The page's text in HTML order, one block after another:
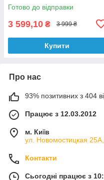
Готово до відправки
3 599,10 ₴ 3 999 ₴
Купити
Про нас
93% позитивних з 404
Працює з 12.03.2012
м. Київ
ул. Новомостицкая 25А,
Контакти
Сьогодні працює з